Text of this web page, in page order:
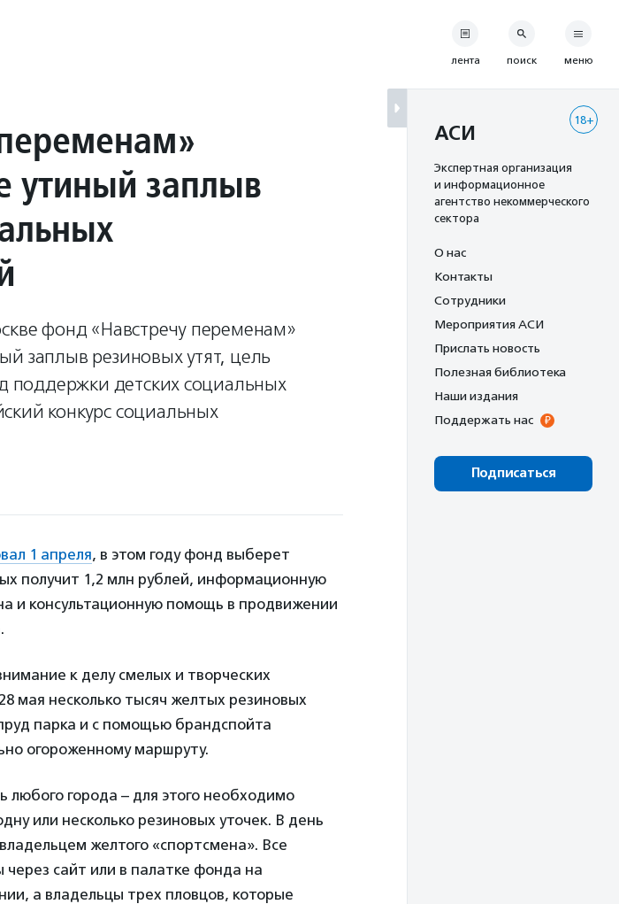
утиный заплыв
фонд «Навстречу переменам»
заплыв резиновых утят, цель
поддержки детских социальных
конкурс социальных
1 апреля, в этом году фонд выберет
получит 1,2 млн рублей, информационную
и консультационную помощь в продвижении
к делу смелых и творческих
мая несколько тысяч желтых резиновых
парка и с помощью брандспойта
огороженному маршруту.
города – для этого необходимо
или несколько резиновых уточек. В день
желтого «спортсмена». Все
сайт или в палатке фонда на
а владельцы трех пловцов, которые
лента поиск меню
18+
АСИ
Экспертная организация
и информационное
агентство некоммерческого
сектора
О нас
Контакты
Сотрудники
Мероприятия АСИ
Прислать новость
Полезная библиотека
Наши издания
Поддержать нас
Подписаться